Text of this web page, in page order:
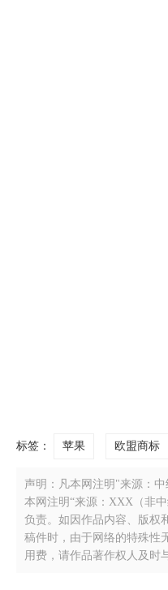
标签： 苹果 欧盟商标
声明：凡本网注明"来源：
本网注明“来源：XXX（非
负责。如因作品内容、版权
稿件时，由于网络的特殊性
用费，请作品著作权人及时